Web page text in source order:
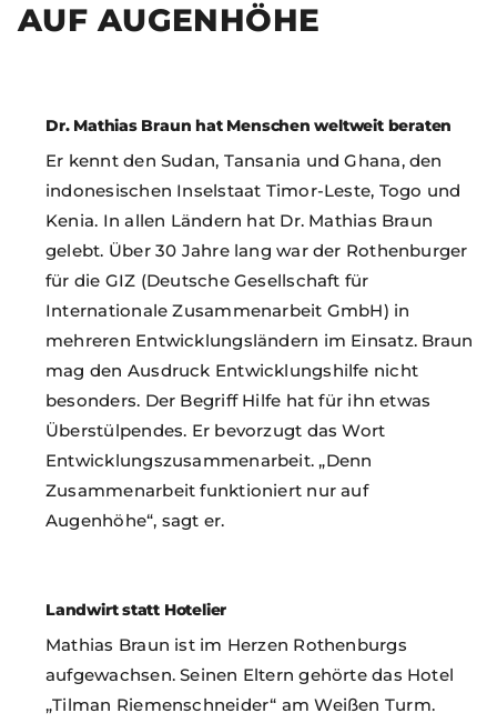
AUF AUGENHÖHE
Dr. Mathias Braun hat Menschen weltweit beraten
Er kennt den Sudan, Tansania und Ghana, den
indonesischen Inselstaat Timor-Leste, Togo und
Kenia. In allen Ländern hat Dr. Mathias Braun
gelebt. Über 30 Jahre lang war der Rothenburger
für die GIZ (Deutsche Gesellschaft für
Internationale Zusammenarbeit GmbH) in
mehreren Entwicklungsländern im Einsatz. Braun
mag den Ausdruck Entwicklungshilfe nicht
besonders. Der Begriff Hilfe hat für ihn etwas
Überstülpendes. Er bevorzugt das Wort
Entwicklungszusammenarbeit. „Denn
Zusammenarbeit funktioniert nur auf
Augenhöhe“, sagt er.
Landwirt statt Hotelier
Mathias Braun ist im Herzen Rothenburgs
aufgewachsen. Seinen Eltern gehörte das Hotel
„Tilman Riemenschneider“ am Weißen Turm.